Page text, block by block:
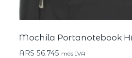
Mochila Portanotebook
ARS 56.745 más IVA